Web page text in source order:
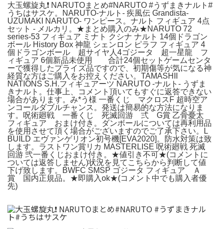
大玉螺旋丸❗️ NARUTOまとめ#NARUTO #うずまきナルト#
うちはサスケ。NARUTO-ナルト- 疾風伝 Grandista-
UZUMAKI NARUTO- ワンピース。ナルト フィギュア 4点
セット - メルカリ。★まとめ購入のみ★NARUTO 72
series-53 フィギュア ミナト クシナ ナルト 14個ドラゴン
ボール History Box 神龍 シェンロン ピラフ フィギュア 4
個ドラゴンボール 超サイヤ人4ゴジータ 超一星龍 フ
ィギュア 6個新品未使用 合計24個セットゲームセンタ
ーで獲得したプライズ品ですので、初期傷等が気になる神
経質な方はご購入をお控えください。TAMASHII
NATIONS S.H.フィギュアーツ NARUTO -ナルト- うずま
きナルト。仕事上、コメント頂いてもすぐに返答できない
場合があります。み*う様 一番くじ マクロスF 超時空ア
ンコールダブルチャンス。発送は簡易的な方法になりま
す。呪術廻戦 一番くじ 死滅回游 弍 G賞 乙骨憂太
フィギュア おまけ付き。ダンボールについては再利用品
を使用させて頂く場合がございますのでご了承下さい。L
BUILD エヴァンゲリオン初号機[EVA2020]。防水対策は致
します。ラストワン賞リカ MASTERLISE 呪術廻戦 死滅
回游 弐一番くじおまけ付き。★値引き不可★(コメントに
ついては返答しません)状況を見てこちらから判断して値
下げ致します。BWFC SMSP ゴジータ フィギュア Ａ
賞 国内正規品。★即購入ok★(コメント中でも購入者優
先)